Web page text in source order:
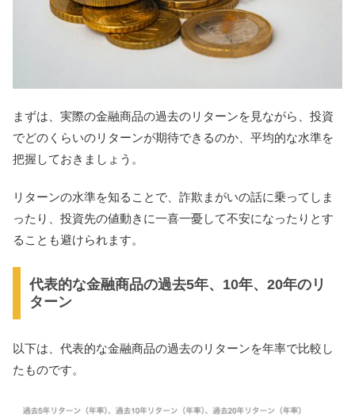
まずは、実際の金融商品の過去のリターンを見ながら、投資
でどのくらいのリターンが期待できるのか、平均的な水準を
把握しておきましょう。
リターンの水準を知ることで、詐欺まがいの話に乗ってしま
ったり、投資先の値動きに一喜一憂して不安になったりとす
ることも避けられます。
代表的な金融商品の過去5年、10年、20年のリ
ターン
以下は、代表的な金融商品の過去のリターンを年率で比較し
たものです。